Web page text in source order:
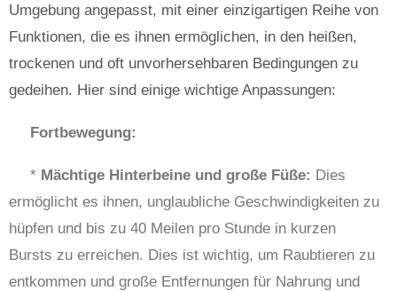
Umgebung angepasst, mit einer einzigartigen Reihe von
Funktionen, die es ihnen ermöglichen, in den heißen,
trockenen und oft unvorhersehbaren Bedingungen zu
gedeihen. Hier sind einige wichtige Anpassungen:
Fortbewegung:
* Mächtige Hinterbeine und große Füße: Dies
ermöglicht es ihnen, unglaubliche Geschwindigkeiten zu
hüpfen und bis zu 40 Meilen pro Stunde in kurzen
Bursts zu erreichen. Dies ist wichtig, um Raubtieren zu
entkommen und große Entfernungen für Nahrung und